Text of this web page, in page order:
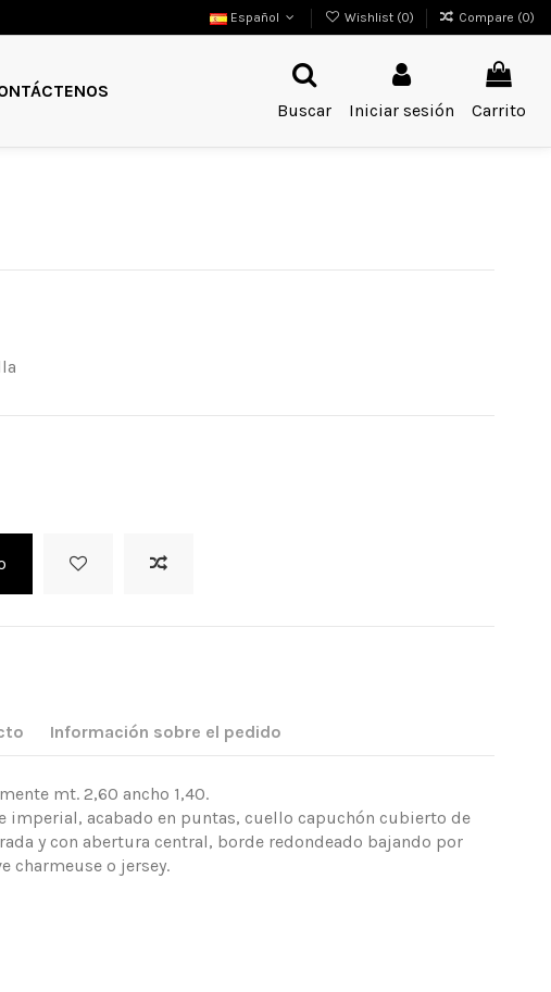
Español Wishlist (0) Compare (0)
Buscar
Iniciar sesión Carrito
Información sobre el pedido
mt. 2,60 ancho 1,40.
imperial, acabado en puntas, cuello capuchón cubierto de
y con abertura central, borde redondeado bajando por
charmeuse o jersey.